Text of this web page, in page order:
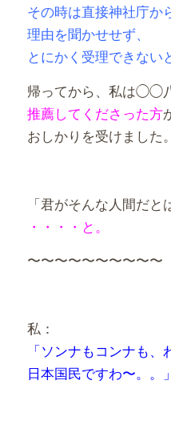
その時は直接神社庁か
理由を聞かせせず、
とにかく受理できない
帰ってから、私は◯◯
推薦してくださった方
おしかりを受けました。
「君がそんな人間だと
・・・・と。
〜〜〜〜〜〜〜〜〜〜
私：
「ソンナもコンナも
日本国民ですわ〜。。」